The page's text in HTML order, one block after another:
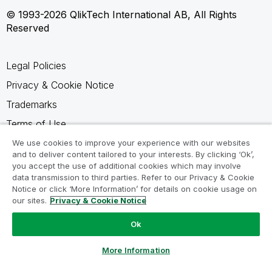
© 1993-2026 QlikTech International AB, All Rights
Reserved
Legal Policies
Privacy & Cookie Notice
Trademarks
Terms of Use
Legal Agreements
Product Terms
Do not share my info
We use cookies to improve your experience with our websites
and to deliver content tailored to your interests. By clicking ‘Ok’,
you accept the use of additional cookies which may involve
data transmission to third parties. Refer to our Privacy & Cookie
Notice or click ‘More Information’ for details on cookie usage on
our sites. Privacy & Cookie Notice
Ok
More Information